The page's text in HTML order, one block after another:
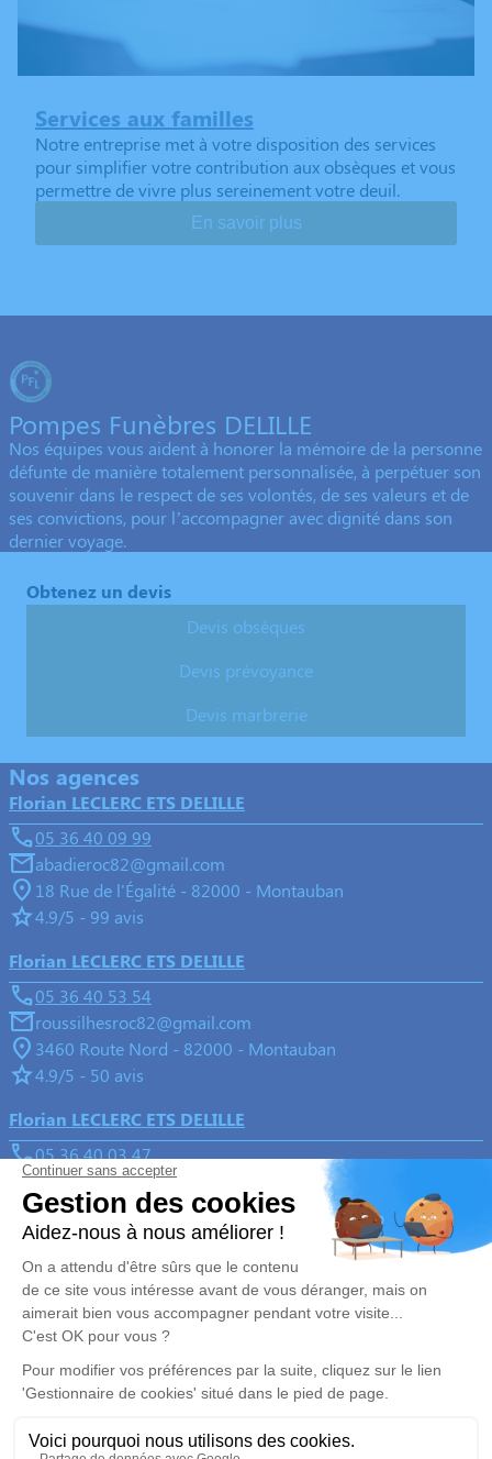
Services aux familles
Notre entreprise met à votre disposition des services
pour simplifier votre contribution aux obsèques et vous
permettre de vivre plus sereinement votre deuil.
En savoir plus
Pompes Funèbres DELILLE
Nos équipes vous aident à honorer la mémoire de la personne
défunte de manière totalement personnalisée, à perpétuer son
souvenir dans le respect de ses volontés, de ses valeurs et de
ses convictions, pour l’accompagner avec dignité dans son
dernier voyage.
Obtenez un devis
Devis obsèques
Devis prévoyance
Devis marbrerie
Nos agences
Florian LECLERC ETS DELILLE
05 36 40 09 99
abadieroc82@gmail.com
18 Rue de l'Égalité - 82000 - Montauban
4.9/5 - 99 avis
Florian LECLERC ETS DELILLE
05 36 40 53 54
roussilhesroc82@gmail.com
3460 Route Nord - 82000 - Montauban
4.9/5 - 50 avis
Florian LECLERC ETS DELILLE
05 36 40 03 47
delille82@gmail.com
3, Rue de l'église - 82700 - Montech
5/5 - 65 avis
Nos Services
Organiser des obsèques
Monuments funéraires
Services aux familles
Liens utiles
Avis de décès
Demande de rendez-vous en
Nos réseaux sociaux
Politique de traitement des données personnelles